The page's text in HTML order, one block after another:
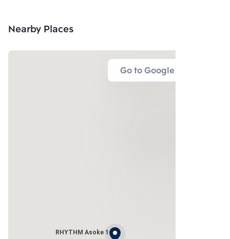
Nearby Places
Go to Google Map
RHYTHM Asoke 1